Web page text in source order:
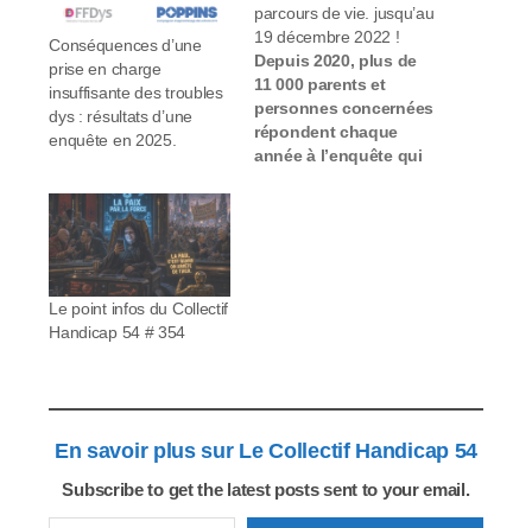
Conséquences d’une
prise en charge
insuffisante des troubles
dys : résultats d’une
enquête en 2025.
parcours de vie. jusqu’au
19 décembre 2022 !
Depuis 2020, plus de
11 000 parents et
personnes concernées
répondent chaque
année à l’enquête qui
vue de la…
Le point infos du Collectif
Handicap 54 # 354
En savoir plus sur Le Collectif Handicap 54
Subscribe to get the latest posts sent to your email.
Saisissez votre adresse e-mail…